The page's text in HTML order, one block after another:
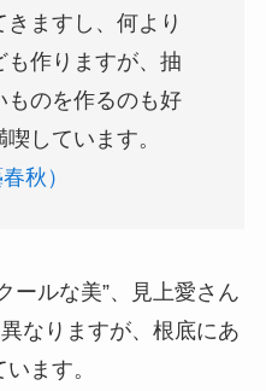
ますし、何より
作りますが、抽
ものを作るのも好
しています。
秋）
ールな美”、見上愛さん
なりますが、根底にあ
ます。